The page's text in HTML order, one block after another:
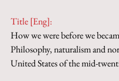
Title [Eng]:
How we were before we
Philosophy, naturalism and
United States of the mid-